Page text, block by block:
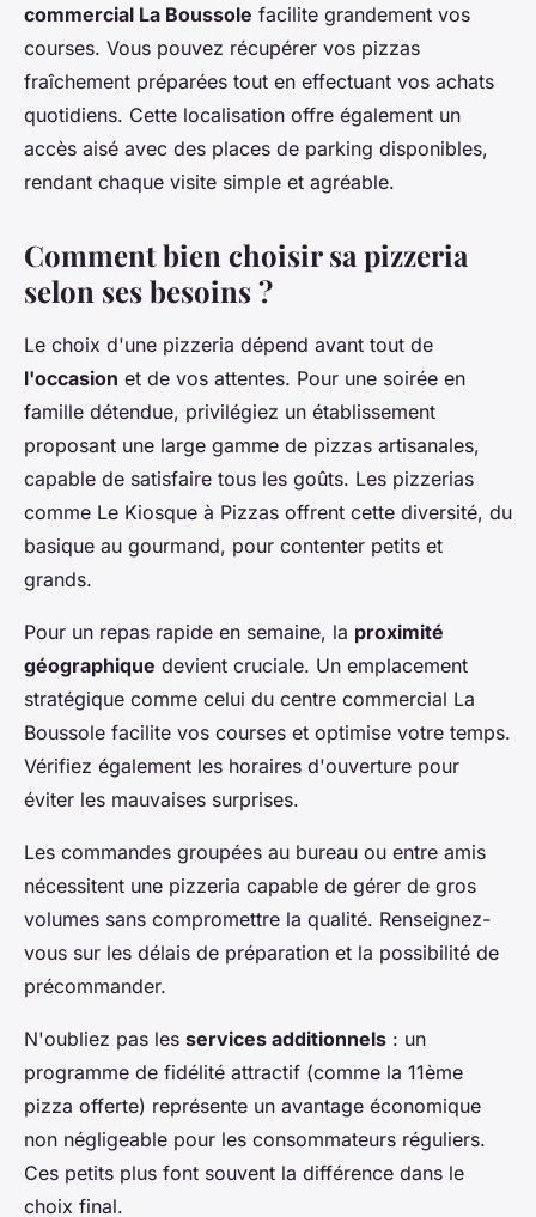
commercial La Boussole facilite grandement vos
courses. Vous pouvez récupérer vos pizzas
fraîchement préparées tout en effectuant vos achats
quotidiens. Cette localisation offre également un
accès aisé avec des places de parking disponibles,
rendant chaque visite simple et agréable.
Comment bien choisir sa pizzeria
selon ses besoins ?
Le choix d'une pizzeria dépend avant tout de
l'occasion et de vos attentes. Pour une soirée en
famille détendue, privilégiez un établissement
proposant une large gamme de pizzas artisanales,
capable de satisfaire tous les goûts. Les pizzerias
comme Le Kiosque à Pizzas offrent cette diversité, du
basique au gourmand, pour contenter petits et
grands.
Pour un repas rapide en semaine, la proximité
géographique devient cruciale. Un emplacement
stratégique comme celui du centre commercial La
Boussole facilite vos courses et optimise votre temps.
Vérifiez également les horaires d'ouverture pour
éviter les mauvaises surprises.
Les commandes groupées au bureau ou entre amis
nécessitent une pizzeria capable de gérer de gros
volumes sans compromettre la qualité. Renseignez-
vous sur les délais de préparation et la possibilité de
précommander.
N'oubliez pas les services additionnels : un
programme de fidélité attractif (comme la 11ème
pizza offerte) représente un avantage économique
non négligeable pour les consommateurs réguliers.
Ces petits plus font souvent la différence dans le
choix final.